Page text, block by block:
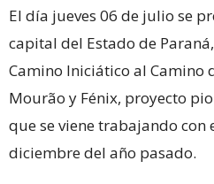
El día jueves 06 de julio se
capital del Estado de
Camino Iniciático al Camino
Mourão y Fénix, proyecto
que se viene trabajando con
diciembre del año pasado.